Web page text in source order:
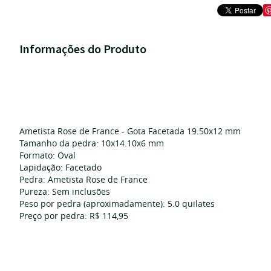
Informações do Produto
Ametista Rose de France - Gota Facetada 19.50x12 mm
Tamanho da pedra: 10x14.10x6 mm
Formato: Oval
Lapidação: Facetado
Pedra: Ametista Rose de France
Pureza: Sem inclusões
Peso por pedra (aproximadamente): 5.0 quilates
Preço por pedra: R$ 114,95